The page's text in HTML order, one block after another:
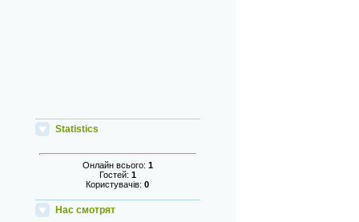
Statistics
Онлайн всього: 1
Гостей: 1
Користувачів:0
Нас смотрят